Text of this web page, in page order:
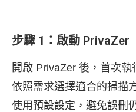
步驟 1：啟動 PrivaZer
開啟 PrivaZer 後，首次
依照需求選擇適合的掃描
使用預設設定，避免誤刪